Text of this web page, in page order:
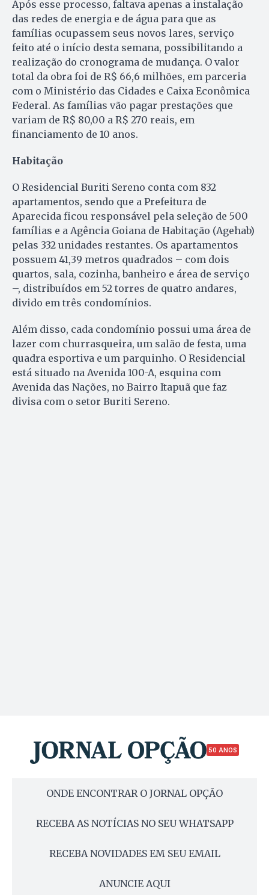
Após esse processo, faltava apenas a instalação
das redes de energia e de água para que as
famílias ocupassem seus novos lares, serviço
feito até o início desta semana, possibilitando a
realização do cronograma de mudança. O valor
total da obra foi de R$ 66,6 milhões, em parceria
com o Ministério das Cidades e Caixa Econômica
Federal. As famílias vão pagar prestações que
variam de R$ 80,00 a R$ 270 reais, em
financiamento de 10 anos.
Habitação
O Residencial Buriti Sereno conta com 832
apartamentos, sendo que a Prefeitura de
Aparecida ficou responsável pela seleção de 500
famílias e a Agência Goiana de Habitação (Agehab)
pelas 332 unidades restantes. Os apartamentos
possuem 41,39 metros quadrados – com dois
quartos, sala, cozinha, banheiro e área de serviço
–, distribuídos em 52 torres de quatro andares,
divido em três condomínios.
Além disso, cada condomínio possui uma área de
lazer com churrasqueira, um salão de festa, uma
quadra esportiva e um parquinho. O Residencial
está situado na Avenida 100-A, esquina com
Avenida das Nações, no Bairro Itapuã que faz
divisa com o setor Buriti Sereno.
50 ANOS
ONDE ENCONTRAR O JORNAL OPÇÃO
RECEBA AS NOTÍCIAS NO SEU WHATSAPP
RECEBA NOVIDADES EM SEU EMAIL
ANUNCIE AQUI